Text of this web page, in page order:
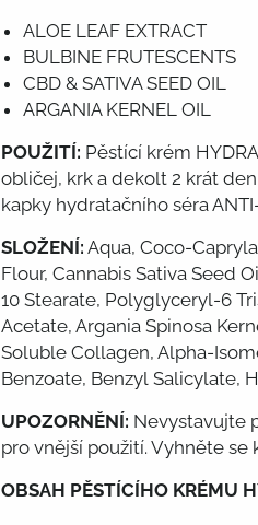
ALOE LEAF EXTRACT
BULBINE FRUTESCENTS
CBD & SATIVA SEED OIL
ARGANIA KERNEL OIL
POUŽITÍ: Pěstící krém
obličej, krk a dekolt 2 krát
kapky hydratačního séra
SLOŽENÍ: Aqua, Coco-
Flour, Cannabis Sativa Seed
10 Stearate, Polyglyceryl-6
Acetate, Argania Spinosa
Soluble Collagen, Alpha-
Benzoate, Benzyl Salicylate,
UPOZORNĚNÍ: Nevystavujte
pro vnější použití. Vyhněte se
OBSAH PĚSTÍCÍHO KRÉMU